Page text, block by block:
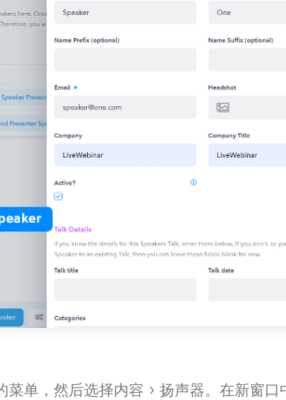
单，然后选择内容 > 扬声器。在新窗